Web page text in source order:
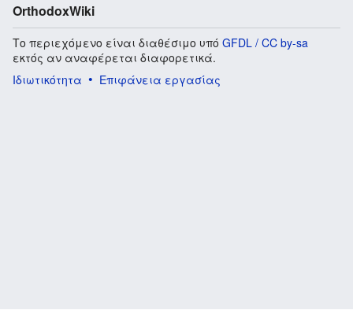
OrthodoxWiki
Το περιεχόμενο είναι διαθέσιμο υπό GFDL / CC by-sa
εκτός αν αναφέρεται διαφορετικά.
Ιδιωτικότητα
Επιφάνεια εργασίας